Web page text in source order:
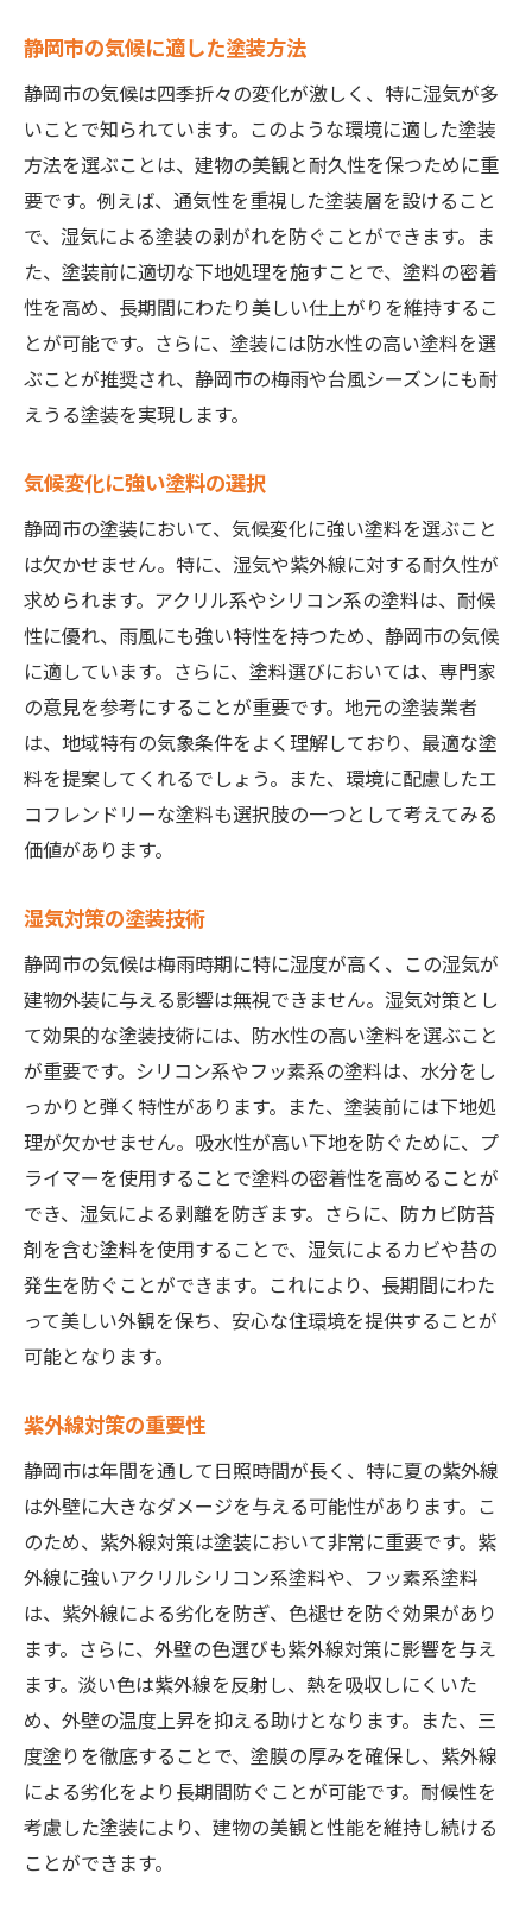
静岡市の気候に適した塗装方法
静岡市の気候は四季折々の変化が激しく、特に湿気が多
いことで知られています。このような環境に適した塗装
方法を選ぶことは、建物の美観と耐久性を保つために重
要です。例えば、通気性を重視した塗装層を設けること
で、湿気による塗装の剥がれを防ぐことができます。ま
た、塗装前に適切な下地処理を施すことで、塗料の密着
性を高め、長期間にわたり美しい仕上がりを維持するこ
とが可能です。さらに、塗装には防水性の高い塗料を選
ぶことが推奨され、静岡市の梅雨や台風シーズンにも耐
えうる塗装を実現します。
気候変化に強い塗料の選択
静岡市の塗装において、気候変化に強い塗料を選ぶこと
は欠かせません。特に、湿気や紫外線に対する耐久性が
求められます。アクリル系やシリコン系の塗料は、耐候
性に優れ、雨風にも強い特性を持つため、静岡市の気候
に適しています。さらに、塗料選びにおいては、専門家
の意見を参考にすることが重要です。地元の塗装業者
は、地域特有の気象条件をよく理解しており、最適な塗
料を提案してくれるでしょう。また、環境に配慮したエ
コフレンドリーな塗料も選択肢の一つとして考えてみる
価値があります。
湿気対策の塗装技術
静岡市の気候は梅雨時期に特に湿度が高く、この湿気が
建物外装に与える影響は無視できません。湿気対策とし
て効果的な塗装技術には、防水性の高い塗料を選ぶこと
が重要です。シリコン系やフッ素系の塗料は、水分をし
っかりと弾く特性があります。また、塗装前には下地処
理が欠かせません。吸水性が高い下地を防ぐために、プ
ライマーを使用することで塗料の密着性を高めることが
でき、湿気による剥離を防ぎます。さらに、防カビ防苔
剤を含む塗料を使用することで、湿気によるカビや苔の
発生を防ぐことができます。これにより、長期間にわた
って美しい外観を保ち、安心な住環境を提供することが
可能となります。
紫外線対策の重要性
静岡市は年間を通して日照時間が長く、特に夏の紫外線
は外壁に大きなダメージを与える可能性があります。こ
のため、紫外線対策は塗装において非常に重要です。紫
外線に強いアクリルシリコン系塗料や、フッ素系塗料
は、紫外線による劣化を防ぎ、色褪せを防ぐ効果があり
ます。さらに、外壁の色選びも紫外線対策に影響を与え
ます。淡い色は紫外線を反射し、熱を吸収しにくいた
め、外壁の温度上昇を抑える助けとなります。また、三
度塗りを徹底することで、塗膜の厚みを確保し、紫外線
による劣化をより長期間防ぐことが可能です。耐候性を
考慮した塗装により、建物の美観と性能を維持し続ける
ことができます。